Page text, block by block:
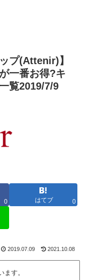
プ(Attenir)】
一番お得?キ
覧2019/7/9
0 はてブ 0
2019.07.09 2021.10.08
す。